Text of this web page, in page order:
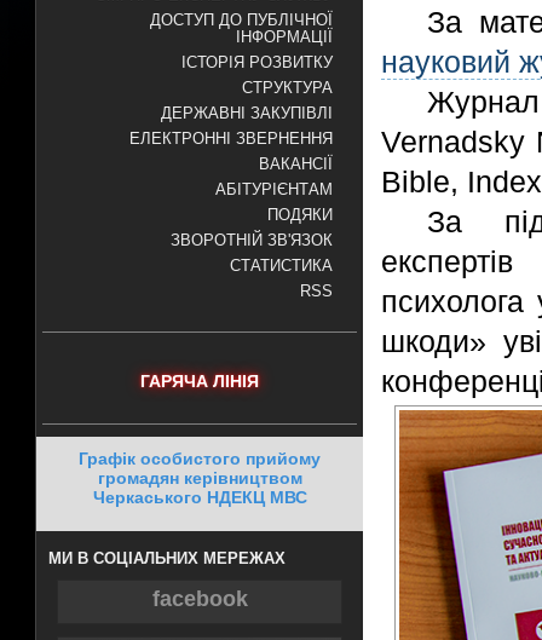
ДОСТУП ДО ПУБЛІЧНОЇ
ІНФОРМАЦІЇ
ІСТОРІЯ РОЗВИТКУ
СТРУКТУРА
ДЕРЖАВНІ ЗАКУПІВЛІ
ЕЛЕКТРОННІ ЗВЕРНЕННЯ
ВАКАНСІЇ
АБІТУРІЄНТАМ
ПОДЯКИ
ЗВОРОТНІЙ ЗВ'ЯЗОК
СТАТИСТИКА
RSS
ГАРЯЧА ЛІНІЯ
Графік особистого прийому
громадян керівництвом
Черкаського НДЕКЦ МВС
МИ В СОЦІАЛЬНИХ МЕРЕЖАХ
facebook
За
науковий
Vernadsky
Bible,
За
шкоди»